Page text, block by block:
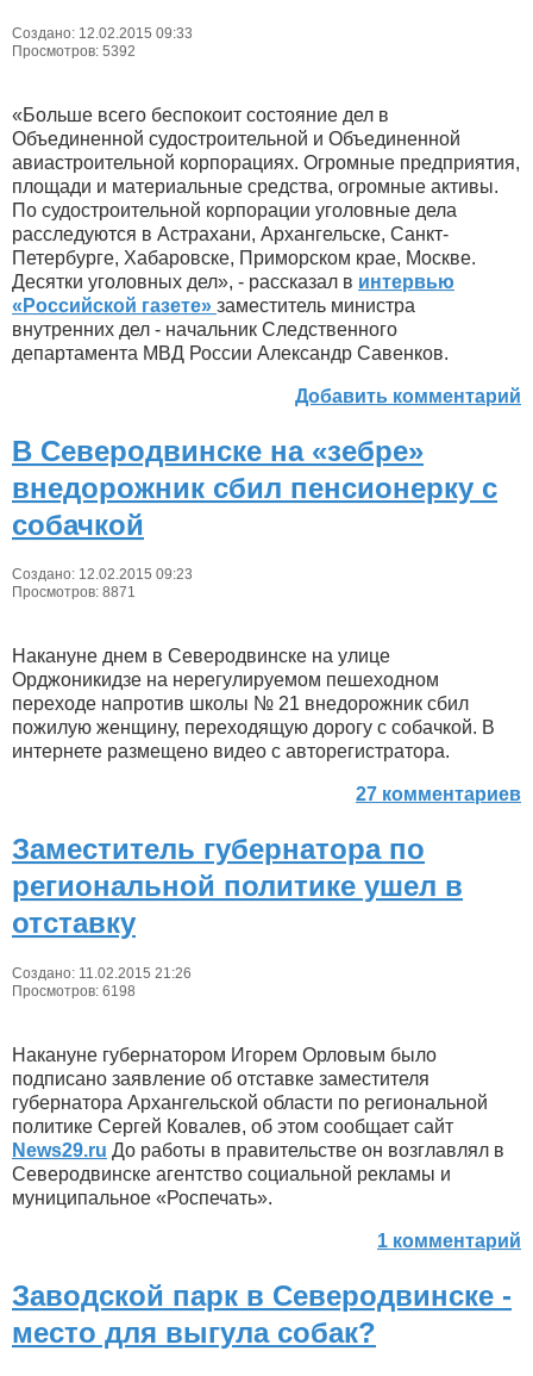
Создано: 12.02.2015 09:33
Просмотров: 5392
«Больше всего беспокоит состояние дел в
Объединенной судостроительной и Объединенной
авиастроительной корпорациях. Огромные предприятия,
площади и материальные средства, огромные активы.
По судостроительной корпорации уголовные дела
расследуются в Астрахани, Архангельске, Санкт-
Петербурге, Хабаровске, Приморском крае, Москве.
Десятки уголовных дел», - рассказал в интервью
«Российской газете» заместитель министра
внутренних дел - начальник Следственного
департамента МВД России Александр Савенков.
Добавить комментарий
В Северодвинске на «зебре»
внедорожник сбил пенсионерку с
собачкой
Создано: 12.02.2015 09:23
Просмотров: 8871
Накануне днем в Северодвинске на улице
Орджоникидзе на нерегулируемом пешеходном
переходе напротив школы № 21 внедорожник сбил
пожилую женщину, переходящую дорогу с собачкой. В
интернете размещено видео с авторегистратора.
27 комментариев
Заместитель губернатора по
региональной политике ушел в
отставку
Создано: 11.02.2015 21:26
Просмотров: 6198
Накануне губернатором Игорем Орловым было
подписано заявление об отставке заместителя
губернатора Архангельской области по региональной
политике Сергей Ковалев, об этом сообщает сайт
News29.ru До работы в правительстве он возглавлял в
Северодвинске агентство социальной рекламы и
муниципальное «Роспечать».
1 комментарий
Заводской парк в Северодвинске -
место для выгула собак?